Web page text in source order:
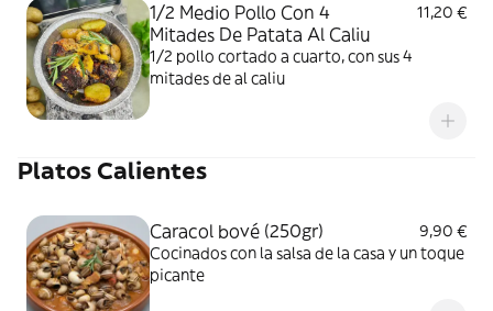
1/2 Medio Pollo Con 4
Mitades De Patata Al Caliu
11,20 €
1/2 pollo cortado a cuarto, con sus 4
mitades de al caliu
Platos Calientes
Caracol bové (250gr)
9,90 €
Cocinados con la salsa de la casa y un toque
picante